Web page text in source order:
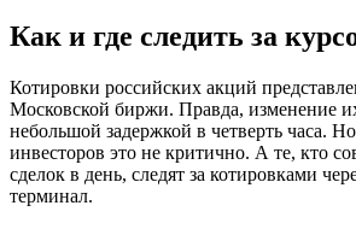
Как и где следить за
Котировки российских акций
Московской биржи. Правда, изменение
небольшой задержкой в четверть часа.
инвесторов это не критично. А те, кто
сделок в день, следят за котировками
терминал.